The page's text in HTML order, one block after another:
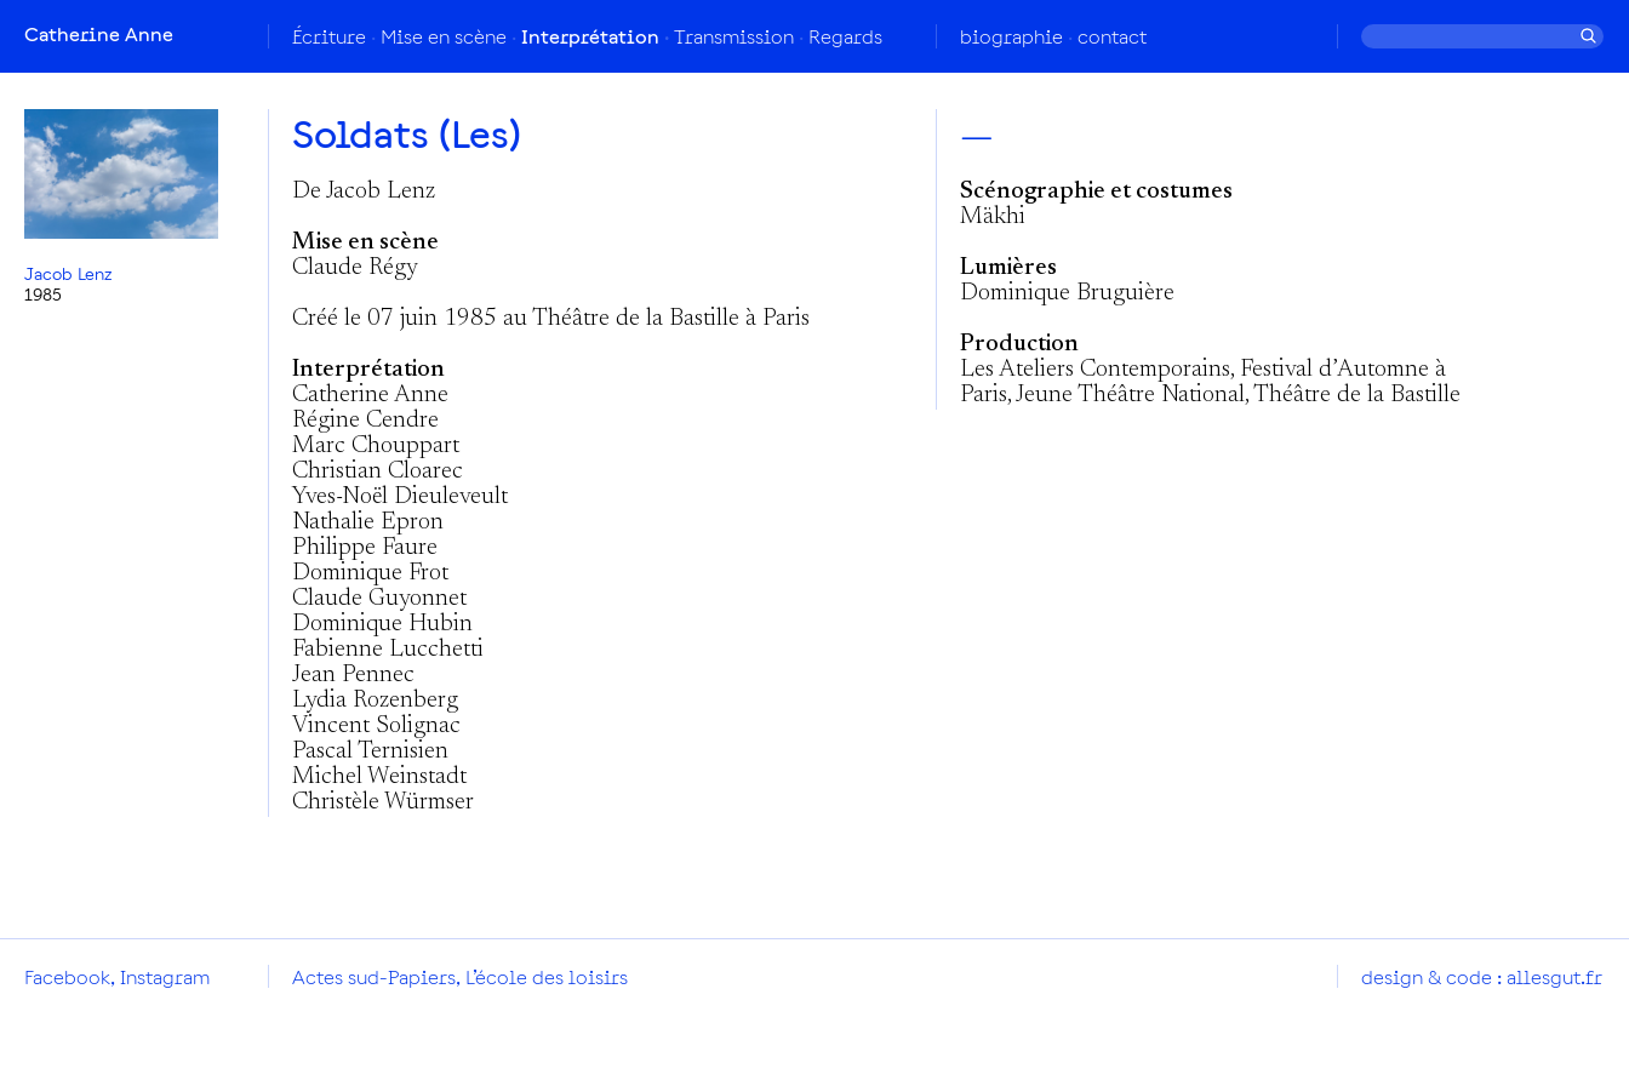
Catherine Anne Écriture Mise en scène Interprétation Transmission Regards biographie contact
Jacob Lenz
1985
Soldats (Les)
De Jacob Lenz
Mise en scène
Claude Régy
Créé le 07 juin 1985 au Théâtre de la Bastille à Paris
Interprétation
Catherine Anne
Régine Cendre
Marc Chouppart
Christian Cloarec
Yves-Noël Dieuleveult
Nathalie Epron
Philippe Faure
Dominique Frot
Claude Guyonnet
Dominique Hubin
Fabienne Lucchetti
Jean Pennec
Lydia Rozenberg
Vincent Solignac
Pascal Ternisien
Michel Weinstadt
Christèle Würmser
—
Scénographie et costumes
Mäkhi
Lumières
Dominique Bruguière
Production
Les Ateliers Contemporains, Festival d’Automne à
Paris, Jeune Théâtre National, Théâtre de la Bastille
Facebook, Instagram Actes sud-Papiers, L’école des loisirs design & code :allesgut.fr